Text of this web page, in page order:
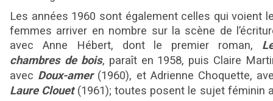
Les années 1960 sont également celles qui voient
femmes arriver en nombre sur la scène de
avec Anne Hébert, dont le premier roman,
chambres de bois, paraît en 1958, puis Claire
avec Doux-amer(1960), et Adrienne Choquette,
Laure Clouet(1961); toutes posent le sujet féminin